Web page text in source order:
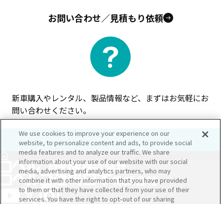
お問い合わせ／見積もり依頼
新車購入やレンタル、製品情報など、まずはお気軽にお
問い合わせください。
We use cookies to improve your experience on our
website, to personalize content and ads, to provide social
media features and to analyze our traffic. We share
information about your use of our website with our social
media, advertising and analytics partners, who may
combine it with other information that you have provided
to them or that they have collected from your use of their
services. You have the right to opt-out of our sharing